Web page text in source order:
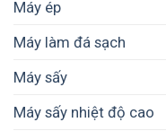
Máy ép
Máy làm đá sạch
Máy sấy
Máy sấy nhiệt độ cao